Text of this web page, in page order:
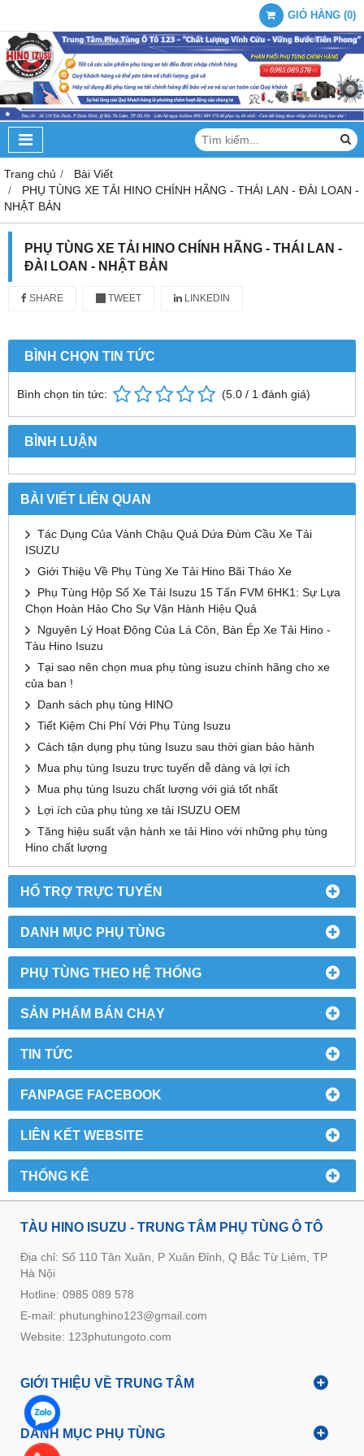
GIỎ HÀNG (0)
Trang chủ
Bài Viết
PHỤ TÙNG XE TẢI HINO CHÍNH HÃNG - THÁI LAN - ĐÀI LOAN -
NHẬT BẢN
HỔ TRỢ TRỰC TUYẾN
DANH MỤC PHỤ TÙNG
PHỤ TÙNG THEO HỆ THỐNG
SẢN PHẨM BÁN CHẠY
TIN TỨC
FANPAGE FACEBOOK
LIÊN KẾT WEBSITE
THỐNG KÊ
PHỤ TÙNG XE TẢI HINO CHÍNH HÃNG - THÁI LAN -
ĐÀI LOAN - NHẬT BẢN
SHARE TWEET LINKEDIN
BÌNH CHỌN TIN TỨC
Bình chọn tin tức: (5.0 / 1 đánh giá)
BÌNH LUẬN
BÀI VIẾT LIÊN QUAN
Tác Dụng Của Vành Chậu Quả Dứa Đùm Cầu Xe Tải
ISUZU
Giới Thiệu Về Phụ Tùng Xe Tải Hino Bãi Tháo Xe
Phụ Tùng Hộp Số Xe Tải Isuzu 15 Tấn FVM 6HK1: Sự Lựa
Chọn Hoàn Hảo Cho Sự Vận Hành Hiệu Quả
Nguyên Lý Hoạt Động Của Lá Côn, Bàn Ép Xe Tải Hino -
Tàu Hino Isuzu
Tại sao nên chọn mua phụ tùng isuzu chính hãng cho xe
của ban !
Danh sách phụ tùng HINO
Tiết Kiệm Chi Phí Với Phụ Tùng Isuzu
Cách tận dụng phụ tùng Isuzu sau thời gian bảo hành
Mua phụ tùng Isuzu trực tuyến dễ dàng và lợi ích
Mua phụ tùng Isuzu chất lượng với giá tốt nhất
Lợi ích của phụ tùng xe tải ISUZU OEM
Tăng hiệu suất vận hành xe tải Hino với những phụ tùng
Hino chất lượng
TÀU HINO ISUZU - TRUNG TÂM PHỤ TÙNG Ô TÔ
Địa chỉ: Số 110 Tân Xuân, P Xuân Đỉnh, Q Bắc Từ Liêm, TP
Hà Nội
Hotline: 0985 089 578
E-mail: phutunghino123@gmail.com
Website: 123phutungoto.com
GIỚI THIỆU VỀ TRUNG TÂM
DANH MỤC PHỤ TÙNG